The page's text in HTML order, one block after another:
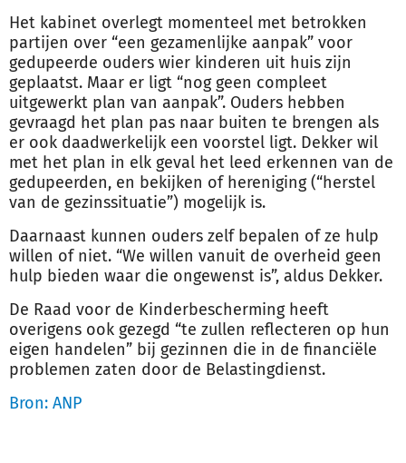
Het kabinet overlegt momenteel met betrokken
partijen over “een gezamenlijke aanpak” voor
gedupeerde ouders wier kinderen uit huis zijn
geplaatst. Maar er ligt “nog geen compleet
uitgewerkt plan van aanpak”. Ouders hebben
gevraagd het plan pas naar buiten te brengen als
er ook daadwerkelijk een voorstel ligt. Dekker wil
met het plan in elk geval het leed erkennen van de
gedupeerden, en bekijken of hereniging (“herstel
van de gezinssituatie”) mogelijk is.
Daarnaast kunnen ouders zelf bepalen of ze hulp
willen of niet. “We willen vanuit de overheid geen
hulp bieden waar die ongewenst is”, aldus Dekker.
De Raad voor de Kinderbeschermingheeft
overigens ook gezegd “te zullen reflecteren op hun
eigen handelen” bij gezinnen die in de financiële
problemen zaten door de Belastingdienst.
Bron: ANP